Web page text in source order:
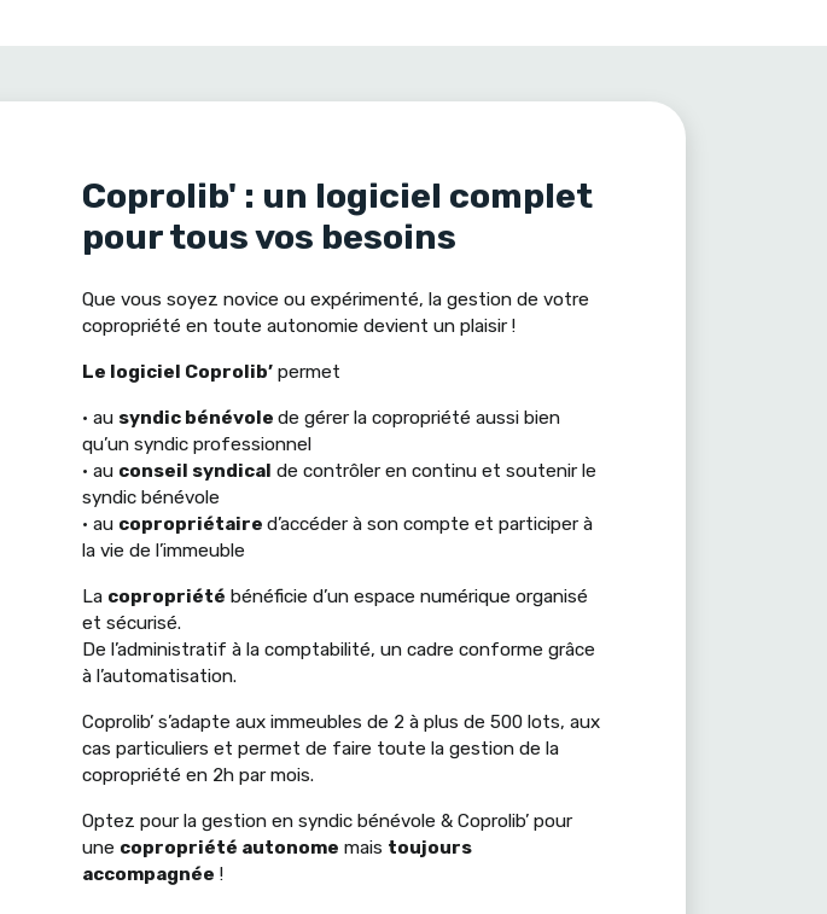
Coprolib' : un logiciel complet
pour tous vos besoins
Que vous soyez novice ou expérimenté, la gestion de votre
copropriété en toute autonomie devient un plaisir !
Le logiciel Coprolib’permet
• au syndic bénévole de gérer la copropriété aussi bien
qu’un syndic professionnel
• au conseil syndical de contrôler en continu et soutenir le
syndic bénévole
• au copropriétaire d’accéder à son compte et participer à
la vie de l’immeuble
La copropriété bénéficie d’un espace numérique organisé
et sécurisé.
De l’administratif à la comptabilité, un cadre conforme grâce
à l’automatisation.
Coprolib’ s’adapte aux immeubles de 2 à plus de 500 lots, aux
cas particuliers et permet de faire toute la gestion de la
copropriété en 2h par mois.
Optez pour la gestion en syndic bénévole & Coprolib’ pour
une copropriété autonome mais toujours
accompagnée !